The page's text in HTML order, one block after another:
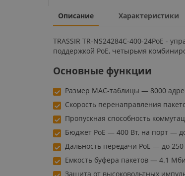
Описание Характеристики
TRASSIR TR-NS24284C-400-24PoE -
поддержкой РоЕ, четырьмя
Основные функции
Размер MAC-таблицы — 8000
Скорость перенаправления
Пропускная способность
Бюджет PoE — 400 Вт, на порт —
Дальность передачи PoE — до
Емкость буфера пакетов — 4.1
Защита от высоковольтных